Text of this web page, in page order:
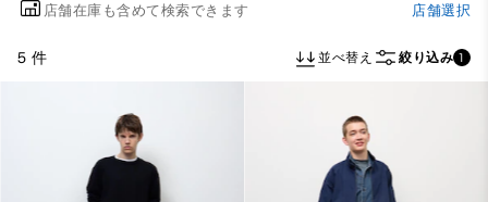
店舗在庫も含めて検索できます 店舗選択
5 件 並べ替え 絞り込み 1